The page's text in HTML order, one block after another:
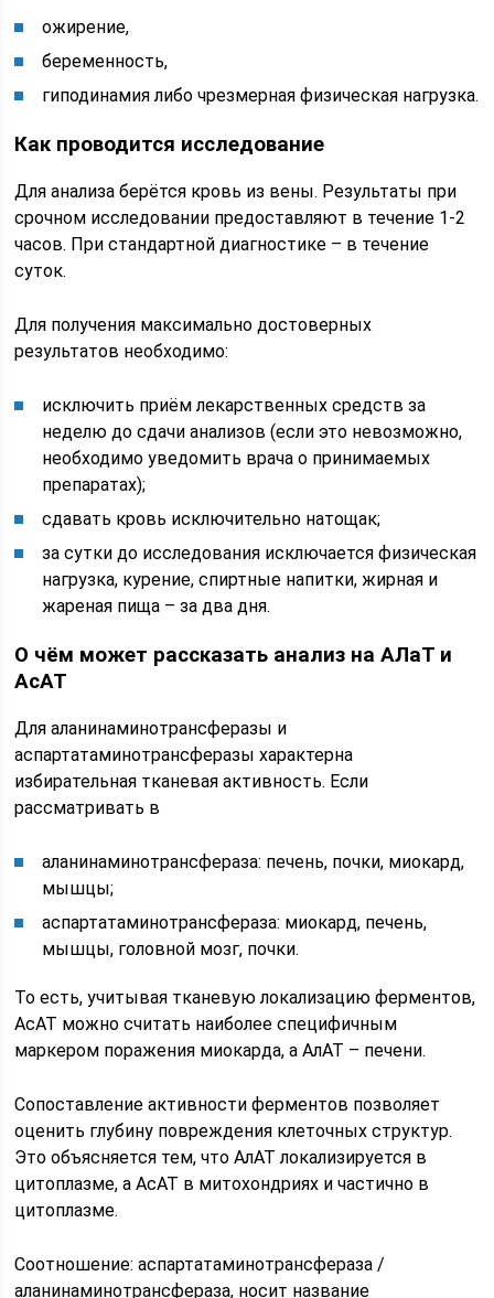
ожирение,
беременность,
гиподинамия либо чрезмерная физическая нагрузка.
Как проводится исследование
Для анализа берётся кровь из вены. Результаты при
срочном исследовании предоставляют в течение 1-2
часов. При стандартной диагностике – в течение
суток.
Для получения максимально достоверных
результатов необходимо:
исключить приём лекарственных средств за
неделю до сдачи анализов (если это невозможно,
необходимо уведомить врача о принимаемых
препаратах);
сдавать кровь исключительно натощак;
за сутки до исследования исключается физическая
нагрузка, курение, спиртные напитки, жирная и
жареная пища – за два дня.
О чём может рассказать анализ на АЛаТ и
АсАТ
Для аланинаминотрансферазы и
аспартатаминотрансферазы характерна
избирательная тканевая активность. Если
рассматривать в
аланинаминотрансфераза: печень, почки, миокард,
мышцы;
аспартатаминотрансфераза: миокард, печень,
мышцы, головной мозг, почки.
То есть, учитывая тканевую локализацию ферментов,
АсАТ можно считать наиболее специфичным
маркером поражения миокарда, а АлАТ – печени.
Сопоставление активности ферментов позволяет
оценить глубину повреждения клеточных структур.
Это объясняется тем, что АлАТ локализируется в
цитоплазме, а АсАТ в митохондриях и частично в
цитоплазме.
Соотношение: аспартатаминотрансфераза /
аланинаминотрансфераза, носит название